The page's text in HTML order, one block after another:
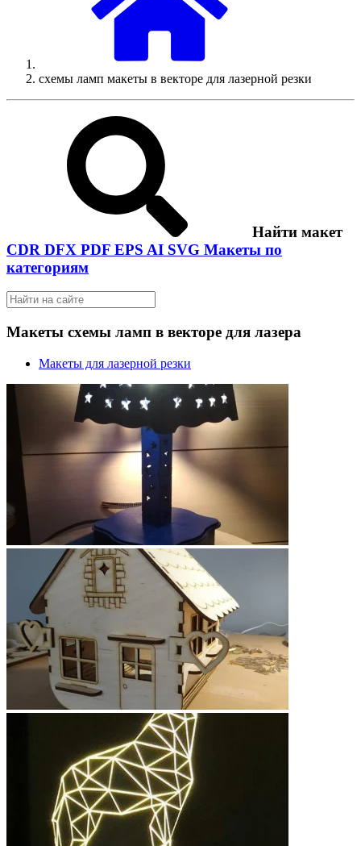
схемы ламп макеты в векторе для лазерной резки
Найти макет
CDR DFX PDF EPS AI SVG Макеты по
категориям
Макеты схемы ламп в векторе для лазера
Макеты для лазерной резки